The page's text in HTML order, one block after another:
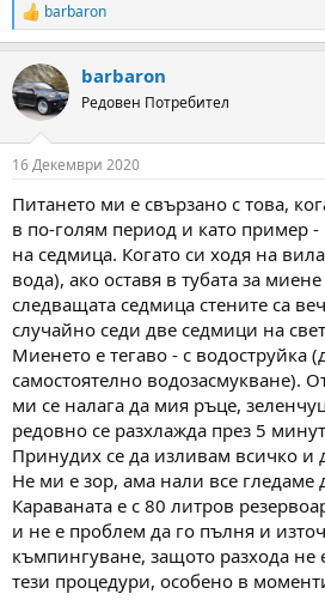
R
e
c
t
i
s
barbaron
barbaron
Редовен Потребител
16 Декември 2020
Питането ми е свързано с това,
в по-голям период и като пример
на седмица. Когато си ходя на
вода), ако оставя в тубата за
следващата седмица стените са
случайно седи две седмици на
Миенето е тегаво - с водоструйка
самостоятелно водозасмукване).
ми се налага да мия ръце,
редовно се разхлажда през 5
Принудих се да изливам всичко и
Не ми е зор, ама нали все гледаме
Караваната е с 80 литров
и не е проблем да го пълня и
къмпингуване, защото разхода не
тези процедури, особено в